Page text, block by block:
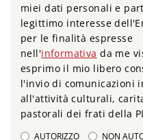
miei dati personali e
legittimo interesse
per le finalità espresse
nell'informativa da me
esprimo il mio libero
l'invio di comunicazioni
all'attività culturali,
pastorali dei frati della
AUTORIZZO NON